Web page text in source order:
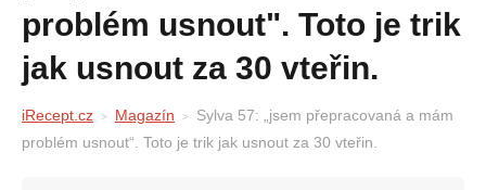
problém usnout". Toto je trik
jak usnout za 30 vteřin.
iRecept.cz Magazín
Sylva 57: „jsem přepracovaná a mám
problém usnout“. Toto je trik jak usnout za 30 vteřin.